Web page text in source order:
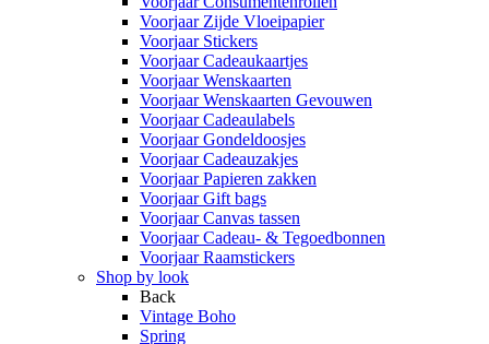
Voorjaar Zijde Vloeipapier
Voorjaar Stickers
Voorjaar Cadeaukaartjes
Voorjaar Wenskaarten
Voorjaar Wenskaarten Gevouwen
Voorjaar Cadeaulabels
Voorjaar Gondeldoosjes
Voorjaar Cadeauzakjes
Voorjaar Papieren zakken
Voorjaar Gift bags
Voorjaar Canvas tassen
Voorjaar Cadeau- & Tegoedbonnen
Voorjaar Raamstickers
Shop by look
Back
Vintage Boho
Spring